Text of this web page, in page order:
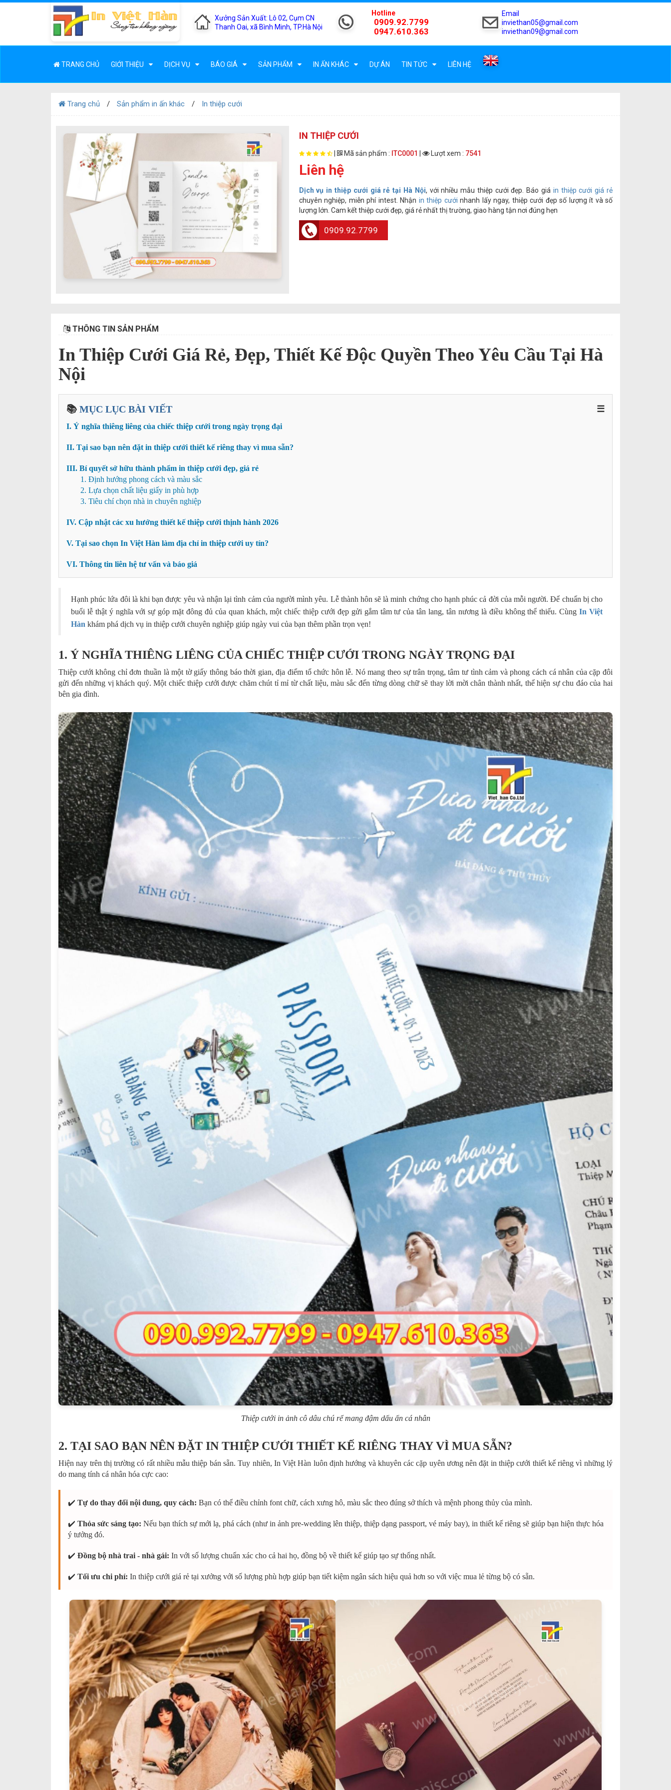
Xưởng Sản Xuất: Lô 02, Cụm CN
Thanh Oai, xã Bình Minh, TP.Hà Nội
Hotline
0909.92.7799
0947.610.363
Email
inviethan05@gmail.com
inviethan09@gmail.com
TRANG CHỦ GIỚI THIỆU DỊCH VỤ BÁO GIÁ SẢN PHẨM IN ẤN KHÁC DỰ ÁN TIN TỨC LIÊN HỆ
Trang chủ Sản phẩm in ấn khác In thiệp cưới
IN THIỆP CƯỚI
Mã sản phẩm : ITC0001 Lượt xem : 7541
Liên hệ
Dịch vụ in thiệp cưới giá rẻ tại Hà Nội, với nhiều mẫu thiệp cưới đẹp. Báo giá in thiệp cưới giá rẻ
chuyên nghiệp, miễn phí intest. Nhận in thiệp cưới nhanh lấy ngay, thiệp cưới đẹp số lượng ít và số
lượng lớn. Cam kết thiệp cưới đẹp, giá rẻ nhất thị trường, giao hàng tận nơi đúng hẹn
0909.92.7799
THÔNG TIN SẢN PHẨM
In Thiệp Cưới Giá Rẻ, Đẹp, Thiết Kế Độc Quyền Theo Yêu Cầu Tại Hà
Nội
📚 MỤC LỤC BÀI VIẾT ☰
I. Ý nghĩa thiêng liêng của chiếc thiệp cưới trong ngày trọng đại
II. Tại sao bạn nên đặt in thiệp cưới thiết kế riêng thay vì mua sẵn?
III. Bí quyết sở hữu thành phẩm in thiệp cưới đẹp, giá rẻ
1. Định hướng phong cách và màu sắc
2. Lựa chọn chất liệu giấy in phù hợp
3. Tiêu chí chọn nhà in chuyên nghiệp
IV. Cập nhật các xu hướng thiết kế thiệp cưới thịnh hành 2026
V. Tại sao chọn In Việt Hàn làm địa chỉ in thiệp cưới uy tín?
VI. Thông tin liên hệ tư vấn và báo giá
Hạnh phúc lứa đôi là khi bạn được yêu và nhận lại tình cảm của người mình yêu. Lễ thành hôn sẽ là minh chứng cho hạnh phúc cả đời của mỗi người. Để chuẩn bị cho
buổi lễ thật ý nghĩa với sự góp mặt đông đủ của quan khách, một chiếc thiệp cưới đẹp gửi gắm tâm tư của tân lang, tân nương là điều không thể thiếu. CùngIn Việt
Hàn khám phá dịch vụ in thiệp cưới chuyên nghiệp giúp ngày vui của bạn thêm phần trọn vẹn!
1. Ý NGHĨA THIÊNG LIÊNG CỦA CHIẾC THIỆP CƯỚI TRONG NGÀY TRỌNG ĐẠI
Thiệp cưới không chỉ đơn thuần là một tờ giấy thông báo thời gian, địa điểm tổ chức hôn lễ. Nó mang theo sự trân trọng, tâm tư tình cảm và phong cách cá nhân của cặp đôi
gửi đến những vị khách quý. Một chiếc thiệp cưới được chăm chút tỉ mỉ từ chất liệu, màu sắc đến từng dòng chữ sẽ thay lời mời chân thành nhất, thể hiện sự chu đáo của hai
bên gia đình.
Thiệp cưới in ảnh cô dâu chú rể mang đậm dấu ấn cá nhân
2. TẠI SAO BẠN NÊN ĐẶT IN THIỆP CƯỚI THIẾT KẾ RIÊNG THAY VÌ MUA SẴN?
Hiện nay trên thị trường có rất nhiều mẫu thiệp bán sẵn. Tuy nhiên, In Việt Hàn luôn định hướng và khuyên các cặp uyên ương nên đặt in thiệp cưới thiết kế riêng vì những lý
do mang tính cá nhân hóa cực cao:
✔️ Tự do thay đổi nội dung, quy cách: Bạn có thể điều chỉnh font chữ, cách xưng hô, màu sắc theo đúng sở thích và mệnh phong thủy của mình.
✔️ Thỏa sức sáng tạo: Nếu bạn thích sự mới lạ, phá cách (như in ảnh pre-wedding lên thiệp, thiệp dạng passport, vé máy bay), in thiết kế riêng sẽ giúp bạn hiện thực hóa
ý tưởng đó.
✔️ Đồng bộ nhà trai - nhà gái: In với số lượng chuẩn xác cho cả hai họ, đồng bộ về thiết kế giúp tạo sự thống nhất.
✔️ Tối ưu chi phí: In thiệp cưới giá rẻ tại xưởng với số lượng phù hợp giúp bạn tiết kiệm ngân sách hiệu quả hơn so với việc mua lẻ từng bộ có sẵn.